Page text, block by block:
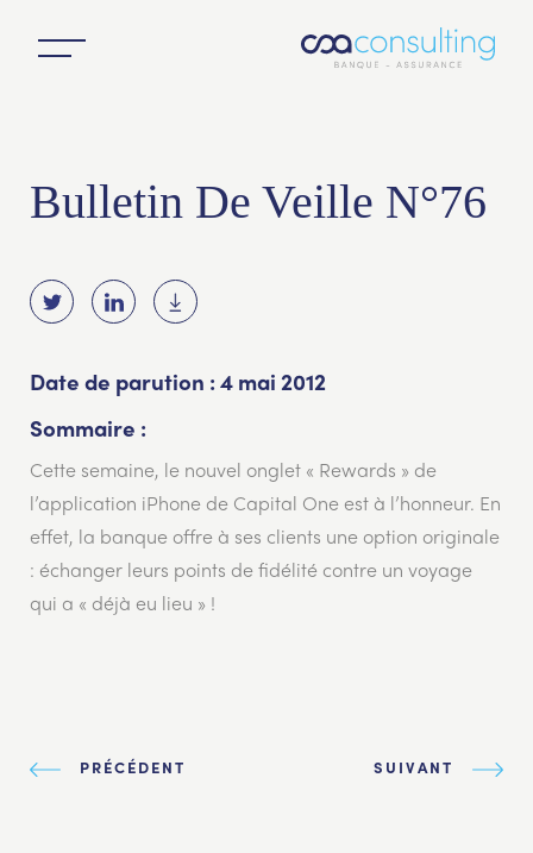
Bulletin De Veille N°76
Date de parution : 4 mai 2012
Sommaire :
Cette semaine, le nouvel onglet « Rewards » de
l’application iPhone de Capital One est à l’honneur. En
effet, la banque offre à ses clients une option originale
: échanger leurs points de fidélité contre un voyage
qui a « déjà eu lieu » !
PRÉCÉDENT SUIVANT